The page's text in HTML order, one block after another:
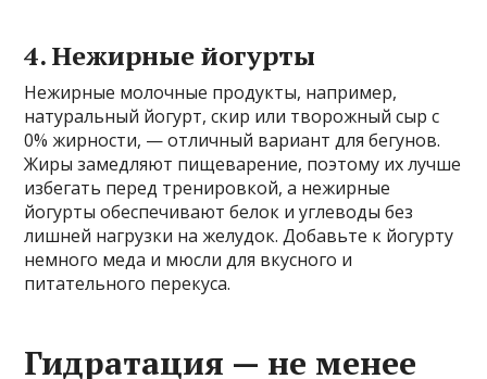
4. Нежирные йогурты
Нежирные молочные продукты, например,
натуральный йогурт, скир или творожный сыр с
0% жирности, — отличный вариант для бегунов.
Жиры замедляют пищеварение, поэтому их лучше
избегать перед тренировкой, а нежирные
йогурты обеспечивают белок и углеводы без
лишней нагрузки на желудок. Добавьте к йогурту
немного меда и мюсли для вкусного и
питательного перекуса.
Гидратация — не менее